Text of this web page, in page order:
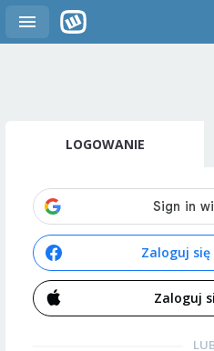
LOGOWANIE
Zaloguj się
Zaloguj